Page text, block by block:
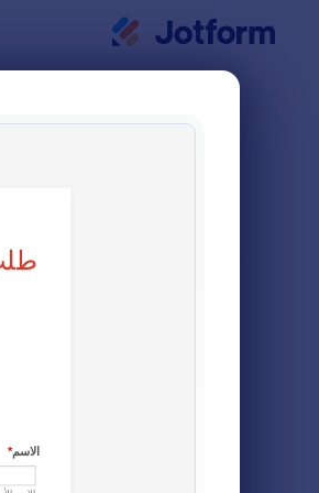
كلاسيكي